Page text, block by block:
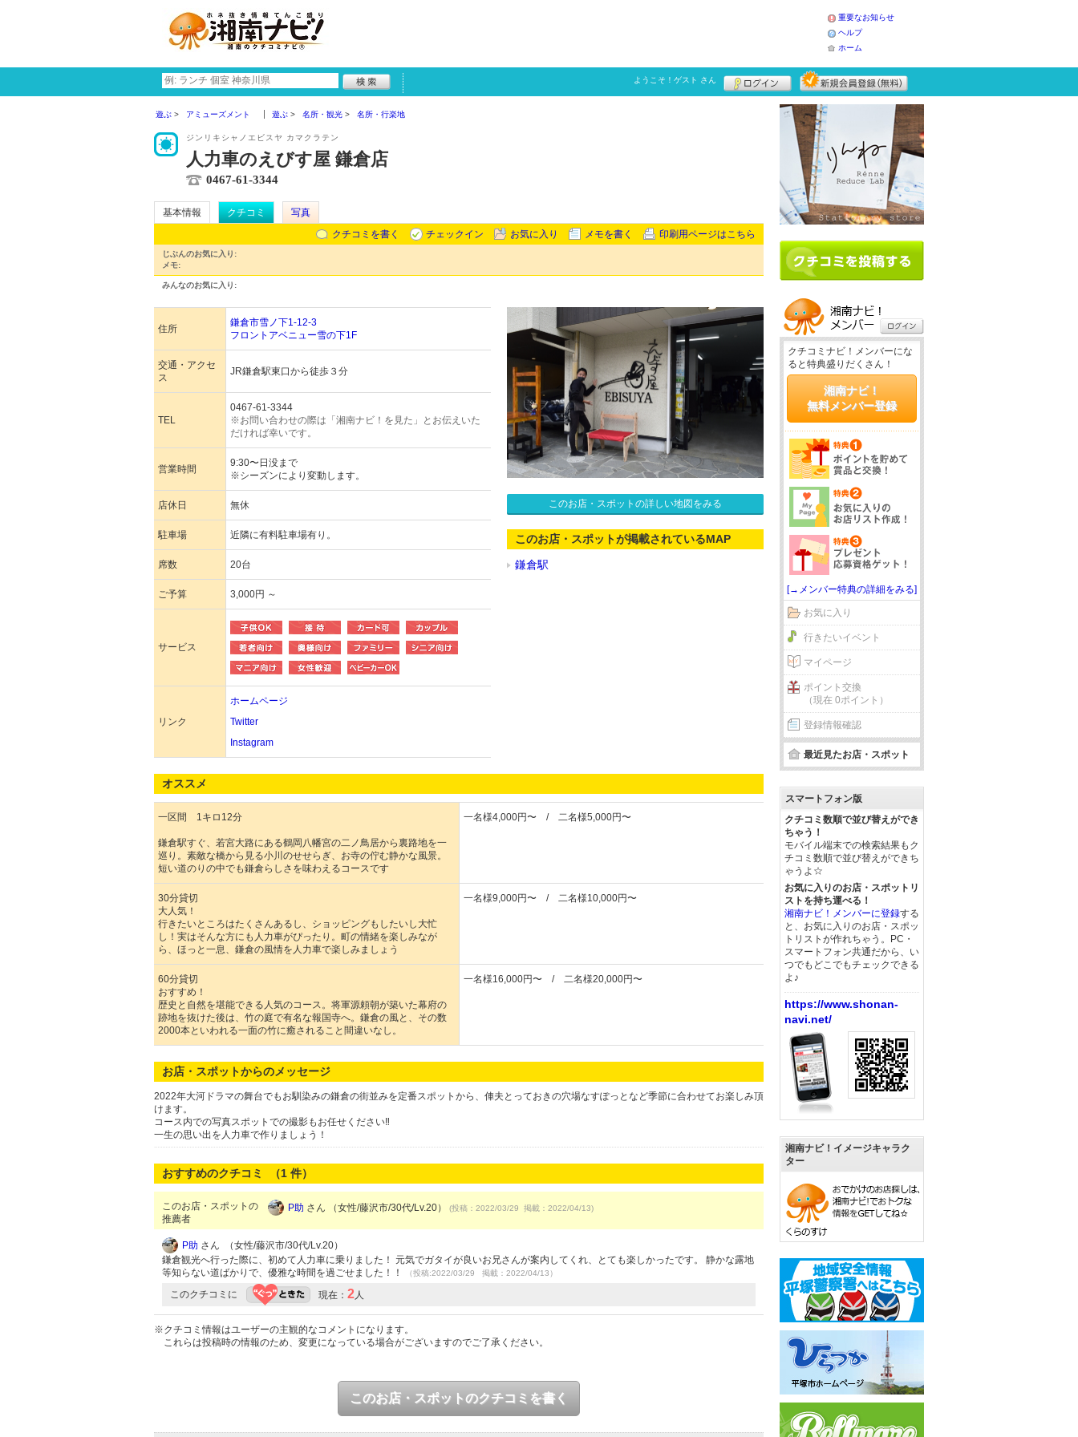
重要なお知らせ
ヘルプ
ホーム
ようこそ！ ゲスト さん
遊ぶ アミューズメント 遊ぶ 名所・観光 名所・行楽地
ジンリキシャノエビスヤ カマクラテン
人力車のえびす屋 鎌倉店
0467-61-3344
基本情報 クチコミ
写真
クチコミを書く
チェックイン お気に入り メモを書く 印刷用ページはこちら
じぶんのお気に入り:
メモ:
みんなのお気に入り:
住所
鎌倉市雪ノ下1-12-3
フロントアベニュー雪の下1F
交通・アクセ
ス
JR鎌倉駅東口から徒歩３分
TEL
0467-61-3344
※お問い合わせの際は「湘南ナビ！を見た」とお伝えいた
だければ幸いです。
営業時間
9:30〜日没まで
※シーズンにより変動します。
店休日 無休
駐車場 近隣に有料駐車場有り。
席数 20台
ご予算 3,000円 ～
サービス
リンク
ホームページ
Twitter
Instagram
このお店・スポットの詳しい地図をみる
このお店・スポットが掲載されているMAP
鎌倉駅
オススメ
一区間 1キロ12分
鎌倉駅すぐ、若宮大路にある鶴岡八幡宮の二ノ鳥居から裏路地を一
巡り。素敵な橋から見る小川のせせらぎ、お寺の佇む静かな風景。
短い道のりの中でも鎌倉らしさを味わえるコースです
一名様4,000円〜 / 二名様5,000円〜
30分貸切
大人気！
行きたいところはたくさんあるし、ショッピングもしたいし大忙
し！実はそんな方にも人力車がぴったり。町の情緒を楽しみなが
ら、ほっと一息、鎌倉の風情を人力車で楽しみましょう
一名様9,000円〜 / 二名様10,000円〜
60分貸切
おすすめ！
歴史と自然を堪能できる人気のコース。将軍源頼朝が築いた幕府の
跡地を抜けた後は、竹の庭で有名な報国寺へ。鎌倉の風と、その数
2000本といわれる一面の竹に癒されること間違いなし。
一名様16,000円〜 / 二名様20,000円〜
お店・スポットからのメッセージ
2022年大河ドラマの舞台でもお馴染みの鎌倉の街並みを定番スポットから、俥夫とっておきの穴場なすぽっとなど季節に合わせてお楽しみ頂
けます。
コース内での写真スポットでの撮影もお任せください‼︎
一生の思い出を人力車で作りましょう！
おすすめのクチコミ （1 件）
このお店・スポットの
推薦者
P助 さん （女性/藤沢市/30代/Lv.20） (投稿：2022/03/29 掲載：2022/04/13)
P助 さん （女性/藤沢市/30代/Lv.20）
鎌倉観光へ行った際に、初めて人力車に乗りました！ 元気でガタイが良いお兄さんが案内してくれ、とても楽しかったです。 静かな露地
等知らない道ばかりで、優雅な時間を過ごせました！！
（投稿:2022/03/29 掲載：2022/04/13）
このクチコミに 現在： 2人
※クチコミ情報はユーザーの主観的なコメントになります。
これらは投稿時の情報のため、変更になっている場合がございますのでご了承ください。
このお店・スポットのクチコミを書く
クチコミナビ！メンバーにな
ると特典盛りだくさん！
湘南ナビ！
無料メンバー登録
[→メンバー特典の詳細をみる]
お気に入り
行きたいイベント
マイページ
ポイント交換
（現在 0ポイント）
登録情報確認
最近見たお店・スポット
スマートフォン版
クチコミ数順で並び替えができ
ちゃう！
モバイル端末での検索結果もク
チコミ数順で並び替えができち
ゃうよ☆
お気に入りのお店・スポットリ
ストを持ち運べる！
湘南ナビ！メンバーに登録する
と、お気に入りのお店・スポッ
トリストが作れちゃう。PC・
スマートフォン共通だから、い
つでもどこでもチェックできる
よ♪
https://www.shonan-
navi.net/
湘南ナビ！イメージキャラク
ター